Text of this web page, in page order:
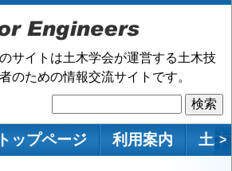
サイトは土木学会が運営する土木技
のための情報交流サイトです。
索
ン
トップページ 利用案内 土 >